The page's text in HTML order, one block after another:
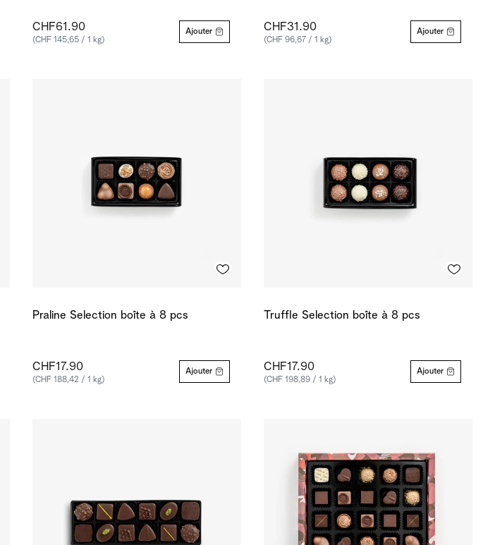
CHF61.90
(CHF 145,65 / 1 kg)
Ajouter CHF31.90
(CHF 96,67 / 1 kg)
Ajouter
Praline Selection boîte à 8 pcs
CHF17.90
(CHF 188,42 / 1 kg)
Ajouter
Truffle Selection boîte à 8 pcs
CHF17.90
(CHF 198,89 / 1 kg)
Ajouter